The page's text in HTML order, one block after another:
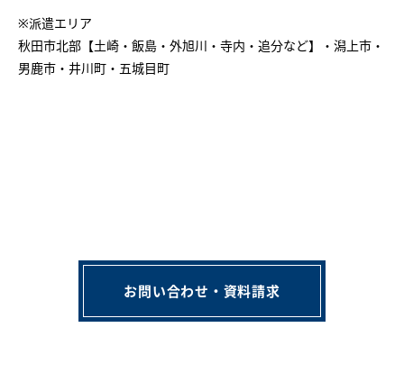
※派遣エリア
秋田市北部【土崎・飯島・外旭川・寺内・追分など】・潟上市・
男鹿市・井川町・五城目町
お問い合わせ・資料請求